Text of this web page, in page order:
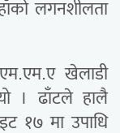
लगनशीलता
खेलाडी
। ढाँटले हालै
१७ मा उपाधि